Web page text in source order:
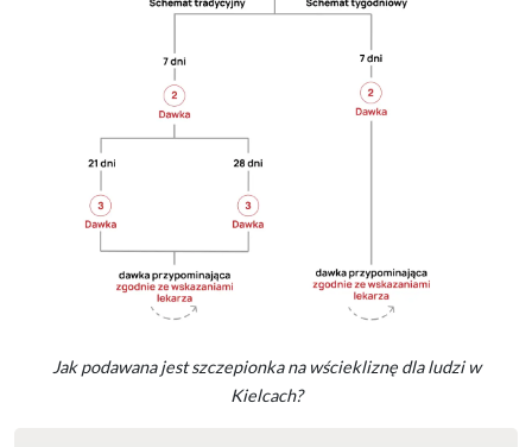
Jak podawana jest szczepionka na wściekliznę dla ludzi w
Kielcach?